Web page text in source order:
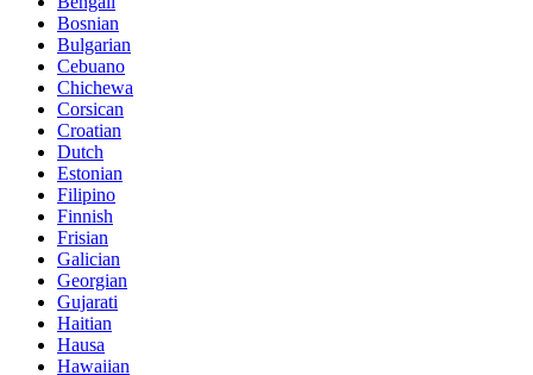
Bosnian
Bulgarian
Cebuano
Chichewa
Corsican
Croatian
Dutch
Estonian
Filipino
Finnish
Frisian
Galician
Georgian
Gujarati
Haitian
Hausa
Hawaiian